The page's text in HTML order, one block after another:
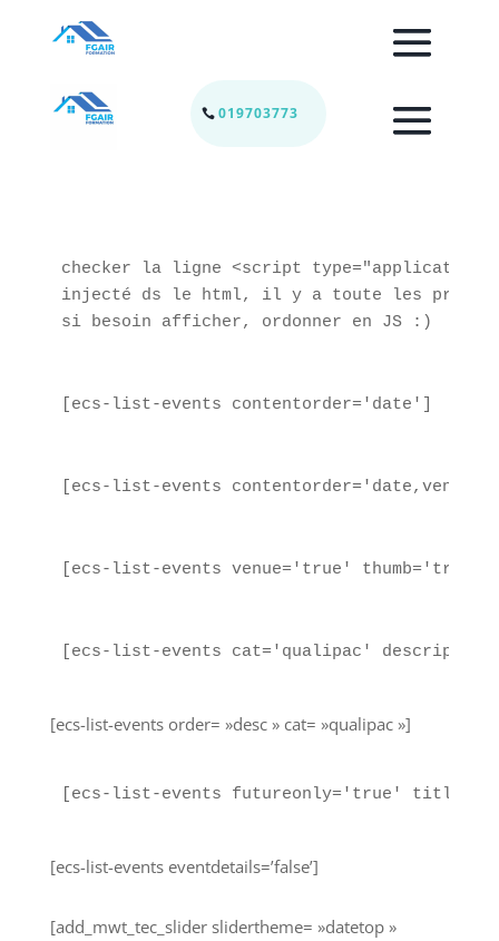
019703773
checker la ligne <script
injecté ds le html, il y a toute les
si besoin afficher, ordonner en JS :)
[ecs-list-events contentorder='date']
[ecs-list-events contentorder='date,venue'
[ecs-list-events venue='true' thumb='true'
[ecs-list-events cat='qualipac'
[ecs-list-events order= »desc » cat= »qualipac »]
[ecs-list-events futureonly='true'
[ecs-list-events eventdetails=’false’]
[add_mwt_tec_slider slidertheme= »datetop »